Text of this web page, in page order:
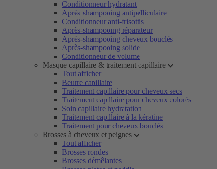
Conditionneur hydratant
Après-shampooing antipelliculaire
Conditionneur anti-frisottis
Après-shampooing réparateur
Après-shampooing cheveux bouclés
Après-shampooing solide
Conditionneur de volume
Masque capillaire & traitement capillaire
Tout afficher
Beurre capillaire
Traitement capillaire pour cheveux secs
Traitement capillaire pour cheveux colorés
Soin capillaire hydratation
Traitement capillaire à la kératine
Traitement pour cheveux bouclés
Brosses à cheveux et peignes
Tout afficher
Brosses rondes
Brosses démêlantes